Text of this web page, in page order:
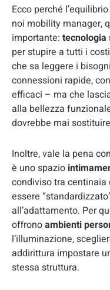
Ecco perché
noi mobility manager,
importante: tecnologia
per stupire a tutti i
che sa leggere i
connessioni rapide,
efficaci – ma che
alla bellezza
dovrebbe mai
Inoltre, vale la pena
è uno spazio
condiviso tra
essere
all’adattamento. Per
offronoambienti
l’illuminazione,
addirittura impostare
stessa struttura.